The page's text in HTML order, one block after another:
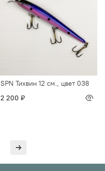
SPN Тихвин 12 см., цвет 038
2 200 ₽